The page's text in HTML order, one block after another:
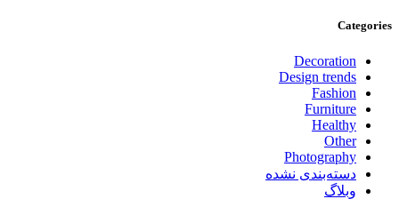
Categories
Decoration
Design trends
Fashion
Furniture
Healthy
Other
Photography
دسته‌بندی نشده
وبلاگ